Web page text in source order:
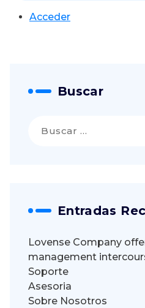
Acceder
Buscar
Entradas
Lovense Company
management
Soporte
Asesoria
Sobre Nosotros